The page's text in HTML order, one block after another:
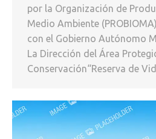
por la Organización de
Medio Ambiente
con el Gobierno Autónomo
La Dirección del Área
Conservación“Reserva de